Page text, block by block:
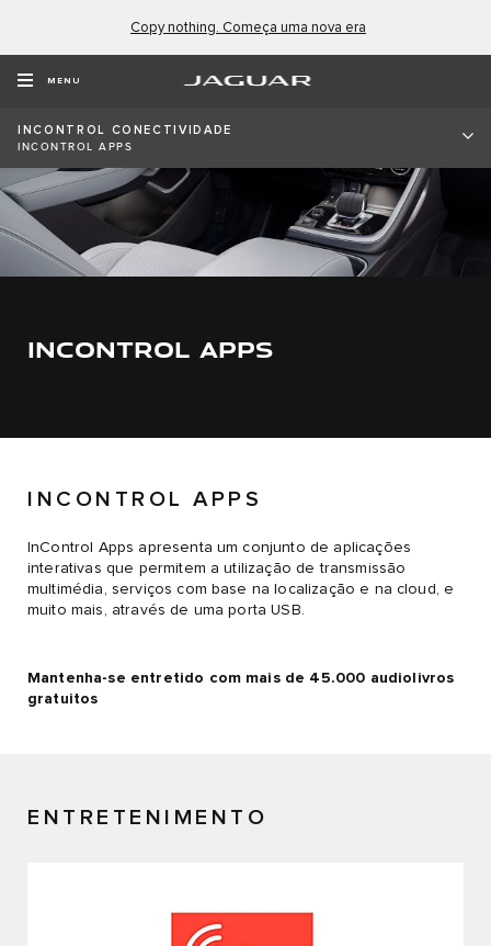
Copy nothing. Começa uma nova era
MENU
INCONTROL CONECTIVIDADE
INCONTROL APPS
INCONTROL APPS
INCONTROL APPS
InControl Apps apresenta um conjunto de aplicações
interativas que permitem a utilização de transmissão
multimédia, serviços com base na localização e na cloud, e
muito mais, através de uma porta USB.
Mantenha-se entretido com mais de 45.000 audiolivros
gratuitos
ENTRETENIMENTO